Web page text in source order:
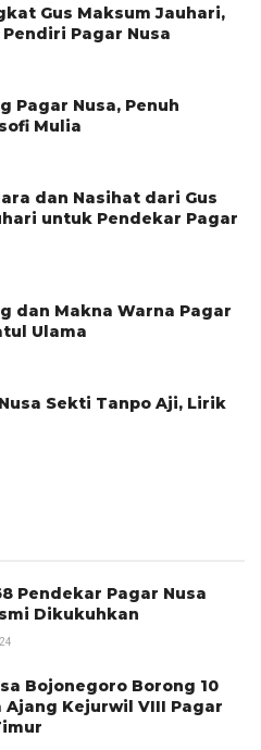
Gus Maksum Jauhari,
Pagar Nusa
Pagar Nusa, Penuh
Mulia
dan Nasihat dari Gus
untuk Pendekar Pagar
dan Makna Warna Pagar
Ulama
Sekti Tanpo Aji, Lirik
Pendekar Pagar Nusa
Dikukuhkan
Bojonegoro Borong 10
Ajang Kejurwil VIII Pagar